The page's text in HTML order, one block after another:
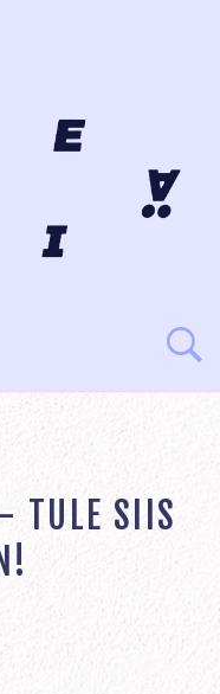
TULE SIIS